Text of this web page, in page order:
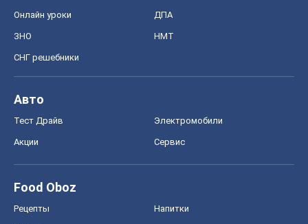
Онлайн уроки ДПА
ЗНО НМТ
СНГ решебники
Авто
Тест Драйв Электромобили
Акции Сервис
Food Oboz
Рецепты Напитки